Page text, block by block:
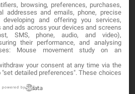
browsing, preferences, purchases,
addresses and emails, phone, precise
and offering you services,
ads across your devices and screens
SMS, phone, audio, and video),
their performance, and analysing
Mouse movement study on an
your consent at any time via the
"set detailed preferences". These choices
powered by